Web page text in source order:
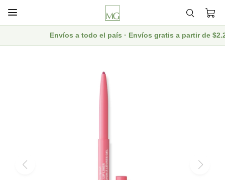

Envíos a todo el país · Envíos gratis a partir de